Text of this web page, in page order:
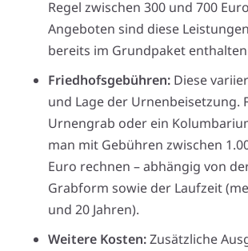
Regel zwischen 300 und 700
Angeboten sind diese
bereits im Grundpaket
Friedhofsgebühren: Diese
und Lage der Urnenbeisetzung.
Urnengrab oder ein
man mit Gebühren zwischen
Euro rechnen – abhängig von
Grabform sowie der Laufzeit
und 20 Jahren).
Weitere Kosten:Zusätzliche